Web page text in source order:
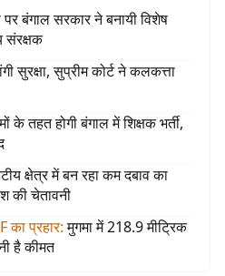
पर बंगाल सरकार ने बनायी विशेष
संरक्षक
सुरक्षा, सुप्रीम कोर्ट ने कलकत्ता
के तहत होगी बंगाल में शिक्षक भर्ती,
क्षेत्र में बन रहा कम दबाव का
की चेतावनी
का प्रहार: मुगमा में 218.9 मीट्रिक
है कीमत